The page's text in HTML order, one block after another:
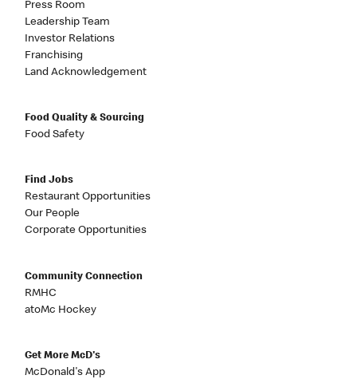
Press Room
Leadership Team
Investor Relations
Franchising
Land Acknowledgement
Food Quality & Sourcing
Food Safety
Find Jobs
Restaurant Opportunities
Our People
Corporate Opportunities
Community Connection
RMHC
atoMc Hockey
Get More McD's
McDonald's App